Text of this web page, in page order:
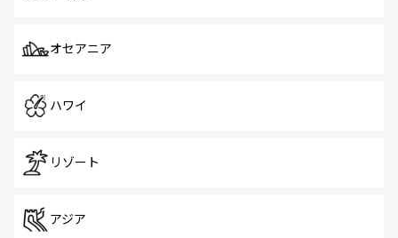
オセアニア
ハワイ
リゾート
アジア